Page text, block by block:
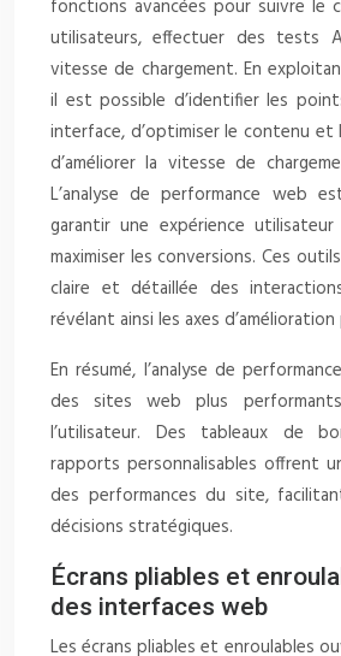
fonctions avancées pour suivre le
utilisateurs, effectuer des tests
vitesse de chargement. En
il est possible d’identifier les
interface, d’optimiser le contenu et
d’améliorer la vitesse de
L’analyse de performance web
garantir une expérience
maximiser les conversions. Ces
claire et détaillée des
révélant ainsi les axes
En résumé, l’analyse de
des sites web plus
l’utilisateur. Des tableaux de
rapports personnalisables offrent
des performances du site,
décisions stratégiques.
Écrans pliables et
des interfaces web
Les écrans pliables et enroulables